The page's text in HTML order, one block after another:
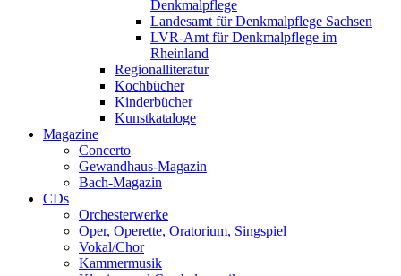
Denkmalpflege
Landesamt für Denkmalpflege Sachsen
LVR-Amt für Denkmalpflege im
Rheinland
Regionalliteratur
Kochbücher
Kinderbücher
Kunstkataloge
Magazine
Concerto
Gewandhaus-Magazin
Bach-Magazin
CDs
Orchesterwerke
Oper, Operette, Oratorium, Singspiel
Vokal/Chor
Kammermusik